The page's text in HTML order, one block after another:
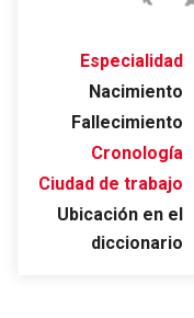
Abrir menú principal
Especialidad
Nacimiento
Fallecimiento
Cronología
Ciudad de trabajo
Ubicación en el
diccionario